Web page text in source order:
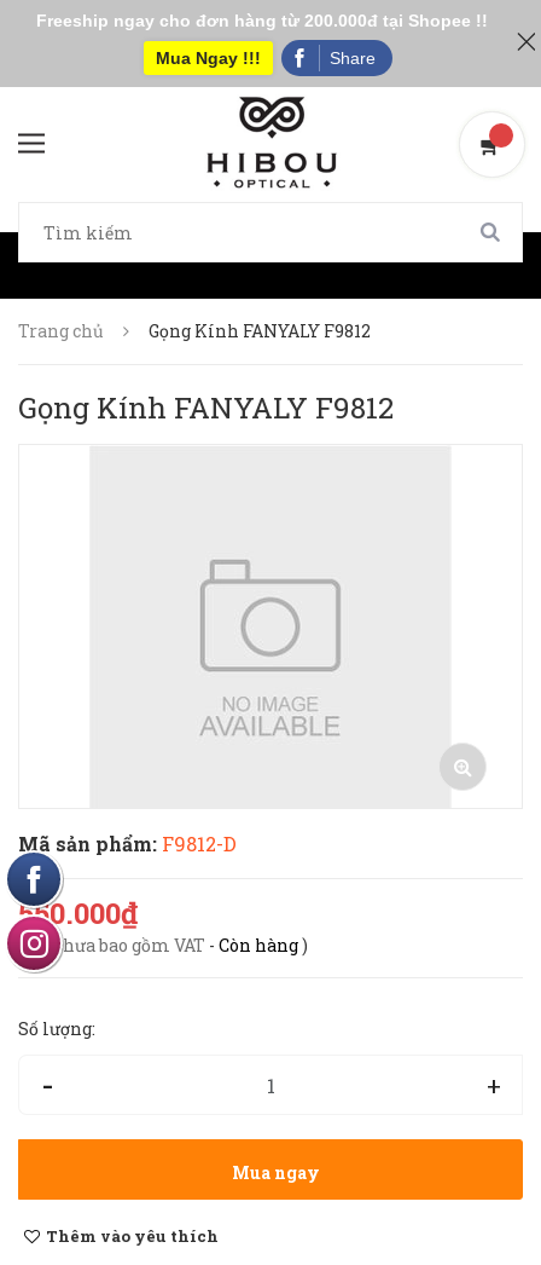
Trang chủ Gọng Kính FANYALY F9812
Gọng Kính FANYALY F9812
Mã sản phẩm: F9812-D
550.000₫
(Giá chưa bao gồm VAT - Còn hàng)
Số lượng:
- +
Mua ngay
Thêm vào yêu thích
Freeship ngay cho đơn hàng từ 200.000đ tại Shopee !!
Mua Ngay !!!
Share